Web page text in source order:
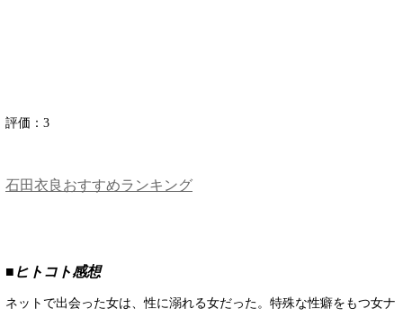
評価： 3
石田衣良おすすめランキング
■ヒトコト感想
ネットで出会った女は、性に溺れる女だった。特殊な性癖をもつ女ナ